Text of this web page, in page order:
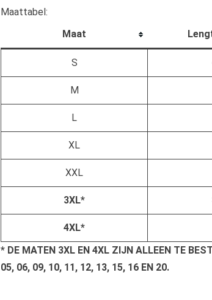
Maattabel:
Maat
S
M
L
XL
XXL
3XL*
4XL*
* DE MATEN 3XL EN 4XL ZIJN ALLEEN TE
05, 06, 09, 10, 11, 12, 13, 15, 16 EN 20.